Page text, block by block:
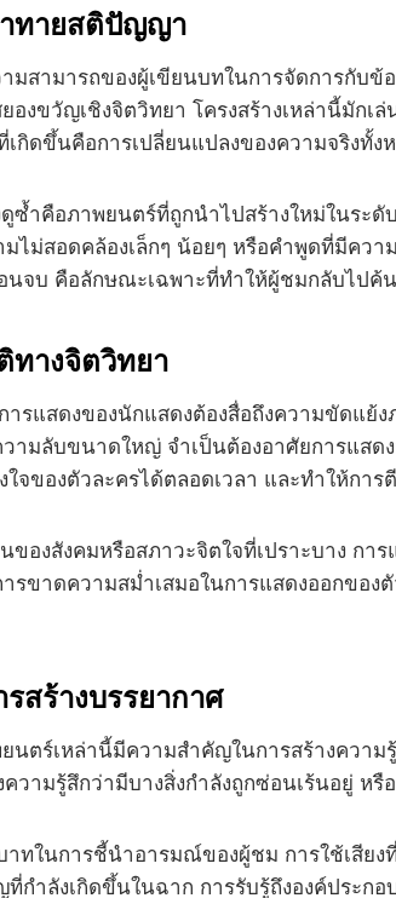
าทายสติปัญญา
สามารถของผู้เขียนบทในการจัดการกับข้
งขวัญเชิงจิตวิทยา โครงสร้างเหล่านี้มัก
กิดขึ้นคือการเปลี่ยนแปลงของความจริงทั้ง
ดูซ้ำคือภาพยนตร์ที่ถูกนำไปสร้างใหม่ในร
ไม่สอดคล้องเล็กๆ น้อยๆ หรือคำพูดที่มีควา
นจบ คือลักษณะเฉพาะที่ทำให้ผู้ชมกลับไปค้
ทางจิตวิทยา
แสดงของนักแสดงต้องสื่อถึงความขัดแย้ง
ามลับขนาดใหญ่ จำเป็นต้องอาศัยการแส
จของตัวละครได้ตลอดเวลา และทำให้กา
ของสังคมหรือสภาวะจิตใจที่เปราะบาง
รขาดความสม่ำเสมอในการแสดงออกขอ
สร้างบรรยากาศ
นตร์เหล่านี้มีความสำคัญในการสร้างควา
ความรู้สึกว่ามีบางสิ่งกำลังถูกซ่อนเร้นอยู่
ทในการชี้นำอารมณ์ของผู้ชม การใช้เสีย
กำลังเกิดขึ้นในฉาก การรับรู้ถึงองค์ประก